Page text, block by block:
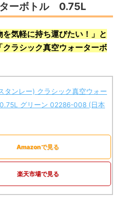
ターボトル 0.75L
を気軽に持ち運びたい！」と
ラシック真空ウォーターボ
タンレー) クラシック真空ウォー
グリーン 02286-008 (日本
Amazonで見る
楽天市場で見る